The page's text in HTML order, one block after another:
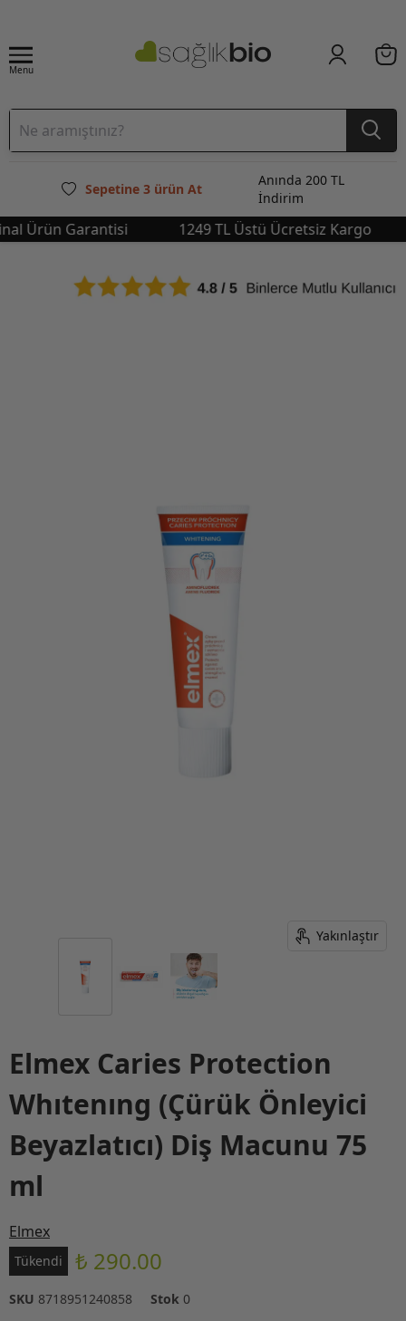
Menu
Sepetine 3 ürün At
Anında 200 TL
İndirim
Ürün Garantisi 1249 TL Üstü Ücretsiz Kargo
Yakınlaştır
Elmex Caries Protection
Whıtenıng (Çürük Önleyici
Beyazlatıcı) Diş Macunu 75
ml
Elmex
Tükendi ₺ 290.00
SKU 8718951240858 Stok 0